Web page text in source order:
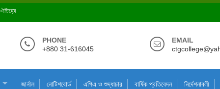
ঐতিহ্যে
PHONE
+880 31-616045
EMAIL
জার্নাল নোটিশবোর্ড এপিএ ও শুদ্ধাচার বার্ষিক প্রতিবেদন নির্দেশনাবলী